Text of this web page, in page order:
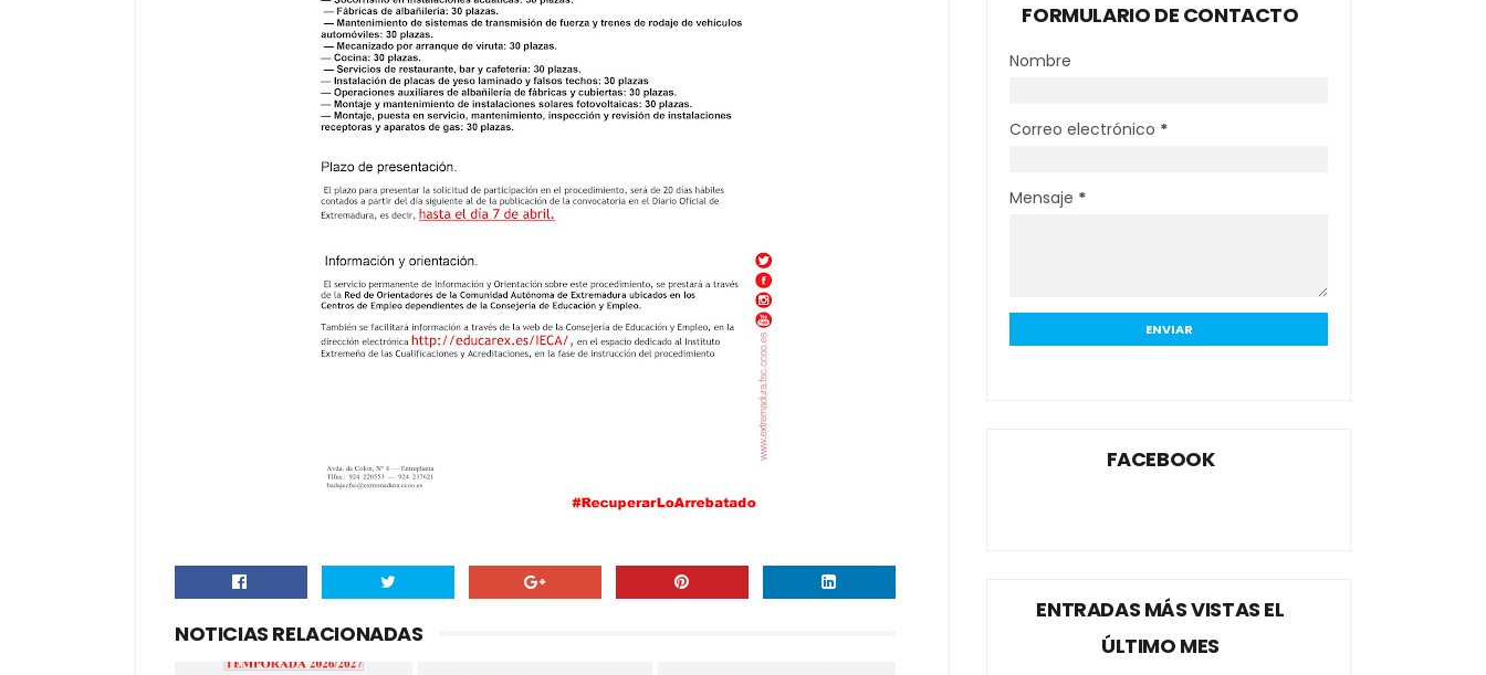
NOTICIAS RELACIONADAS
FORMULARIO DE CONTACTO
Nombre
Correo electrónico *
Mensaje *
FACEBOOK
ENTRADAS MÁS VISTAS EL
ÚLTIMO MES